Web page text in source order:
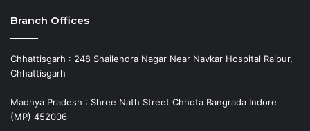
Branch Offices
Chhattisgarh : 248 Shailendra Nagar Near Navkar Hospital Raipur,
Chhattisgarh
Madhya Pradesh : Shree Nath Street Chhota Bangrada Indore
(MP) 452006